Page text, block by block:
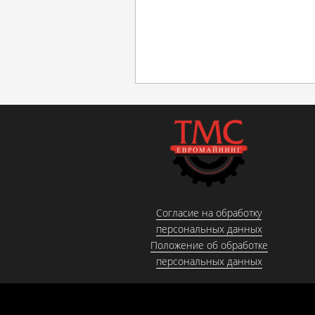
Согласие на обработку
персональных данных
Положение об обработке
персональных данных